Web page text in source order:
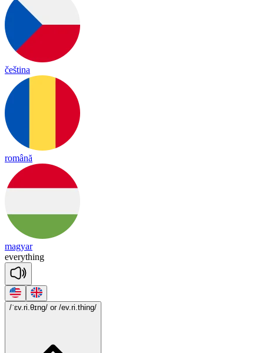
čeština
română
magyar
everything
/ˈɛv.ri.θɪng/ or /ev.ri.thing/